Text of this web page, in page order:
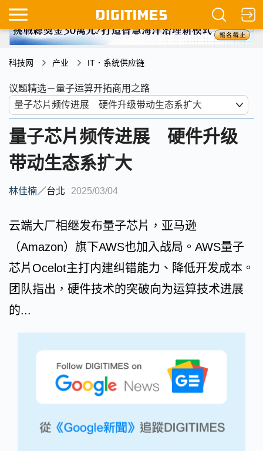
科技网 产业 IT．系统供应链
议题精选－量子运算开拓商用之路
量子芯片频传进展 硬件升级
带动生态系扩大
林佳楠／台北 2025/03/04
云端大厂相继发布量子芯片，亚马逊
（Amazon）旗下AWS也加入战局。AWS量子
芯片Ocelot主打内建纠错能力、降低开发成本。
团队指出，硬件技术的突破向为运算技术进展
的...